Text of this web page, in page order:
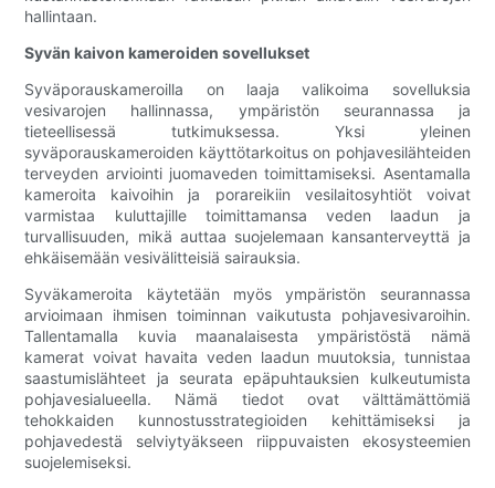
hallintaan.
Syvän kaivon kameroiden sovellukset
Syväporauskameroilla on laaja valikoima sovelluksia
vesivarojen hallinnassa, ympäristön seurannassa ja
tieteellisessä tutkimuksessa. Yksi yleinen
syväporauskameroiden käyttötarkoitus on pohjavesilähteiden
terveyden arviointi juomaveden toimittamiseksi. Asentamalla
kameroita kaivoihin ja porareikiin vesilaitosyhtiöt voivat
varmistaa kuluttajille toimittamansa veden laadun ja
turvallisuuden, mikä auttaa suojelemaan kansanterveyttä ja
ehkäisemään vesivälitteisiä sairauksia.
Syväkameroita käytetään myös ympäristön seurannassa
arvioimaan ihmisen toiminnan vaikutusta pohjavesivaroihin.
Tallentamalla kuvia maanalaisesta ympäristöstä nämä
kamerat voivat havaita veden laadun muutoksia, tunnistaa
saastumislähteet ja seurata epäpuhtauksien kulkeutumista
pohjavesialueella. Nämä tiedot ovat välttämättömiä
tehokkaiden kunnostusstrategioiden kehittämiseksi ja
pohjavedestä selviytyäkseen riippuvaisten ekosysteemien
suojelemiseksi.